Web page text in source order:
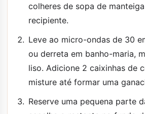
colheres de sopa de
recipiente.
Leve ao micro-ondas de 30
ou derreta em banho-maria,
liso. Adicione 2 caixinhas de
misture até formar uma
Reserve uma pequena parte